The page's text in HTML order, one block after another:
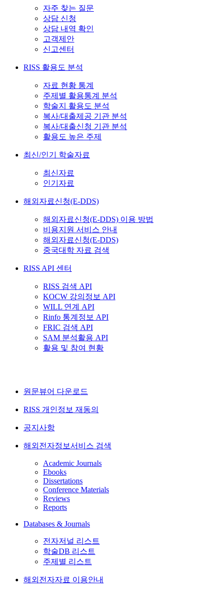
자주 찾는 질문
상담 신청
상담 내역 확인
고객제안
신고센터
RISS 활용도 분석
자료 현황 통계
주제별 활용통계 분석
학술지 활용도 분석
복사/대출제공 기관 분석
복사/대출신청 기관 분석
활용도 높은 주제
최신/인기 학술자료
최신자료
인기자료
해외자료신청(E-DDS)
해외자료신청(E-DDS) 이용 방법
비용지원 서비스 안내
해외자료신청(E-DDS)
중국대학 자료 검색
RISS API 센터
RISS 검색 API
KOCW 강의정보 API
WILL 연계 API
Rinfo 통계정보 API
FRIC 검색 API
SAM 분석활용 API
활용 및 참여 현황
원문뷰어 다운로드
RISS 개인정보 재동의
공지사항
해외전자정보서비스 검색
Academic Journals
Ebooks
Dissertations
Conference Materials
Reviews
Reports
Databases & Journals
전자저널 리스트
학술DB 리스트
주제별 리스트
해외전자자료 이용안내